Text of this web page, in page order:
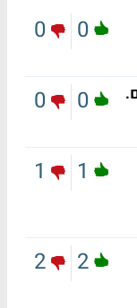
0
0
0
0
1
1
2
2